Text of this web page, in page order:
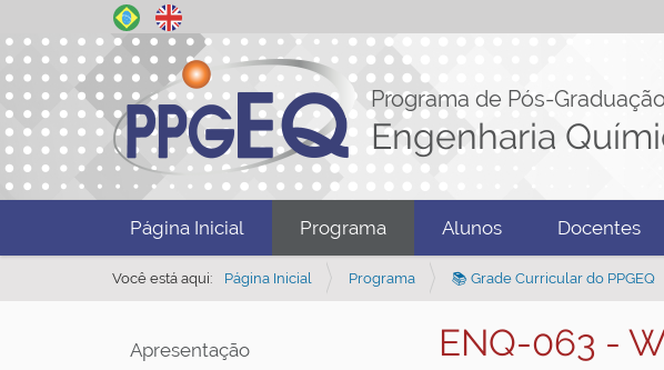
Programa de Pós-
Engenharia
Página Inicial Programa Alunos Docentes
Você está aqui: Página Inicial Programa 📚 Grade Curricular do PPGEQ
Apresentação ENQ-063 -